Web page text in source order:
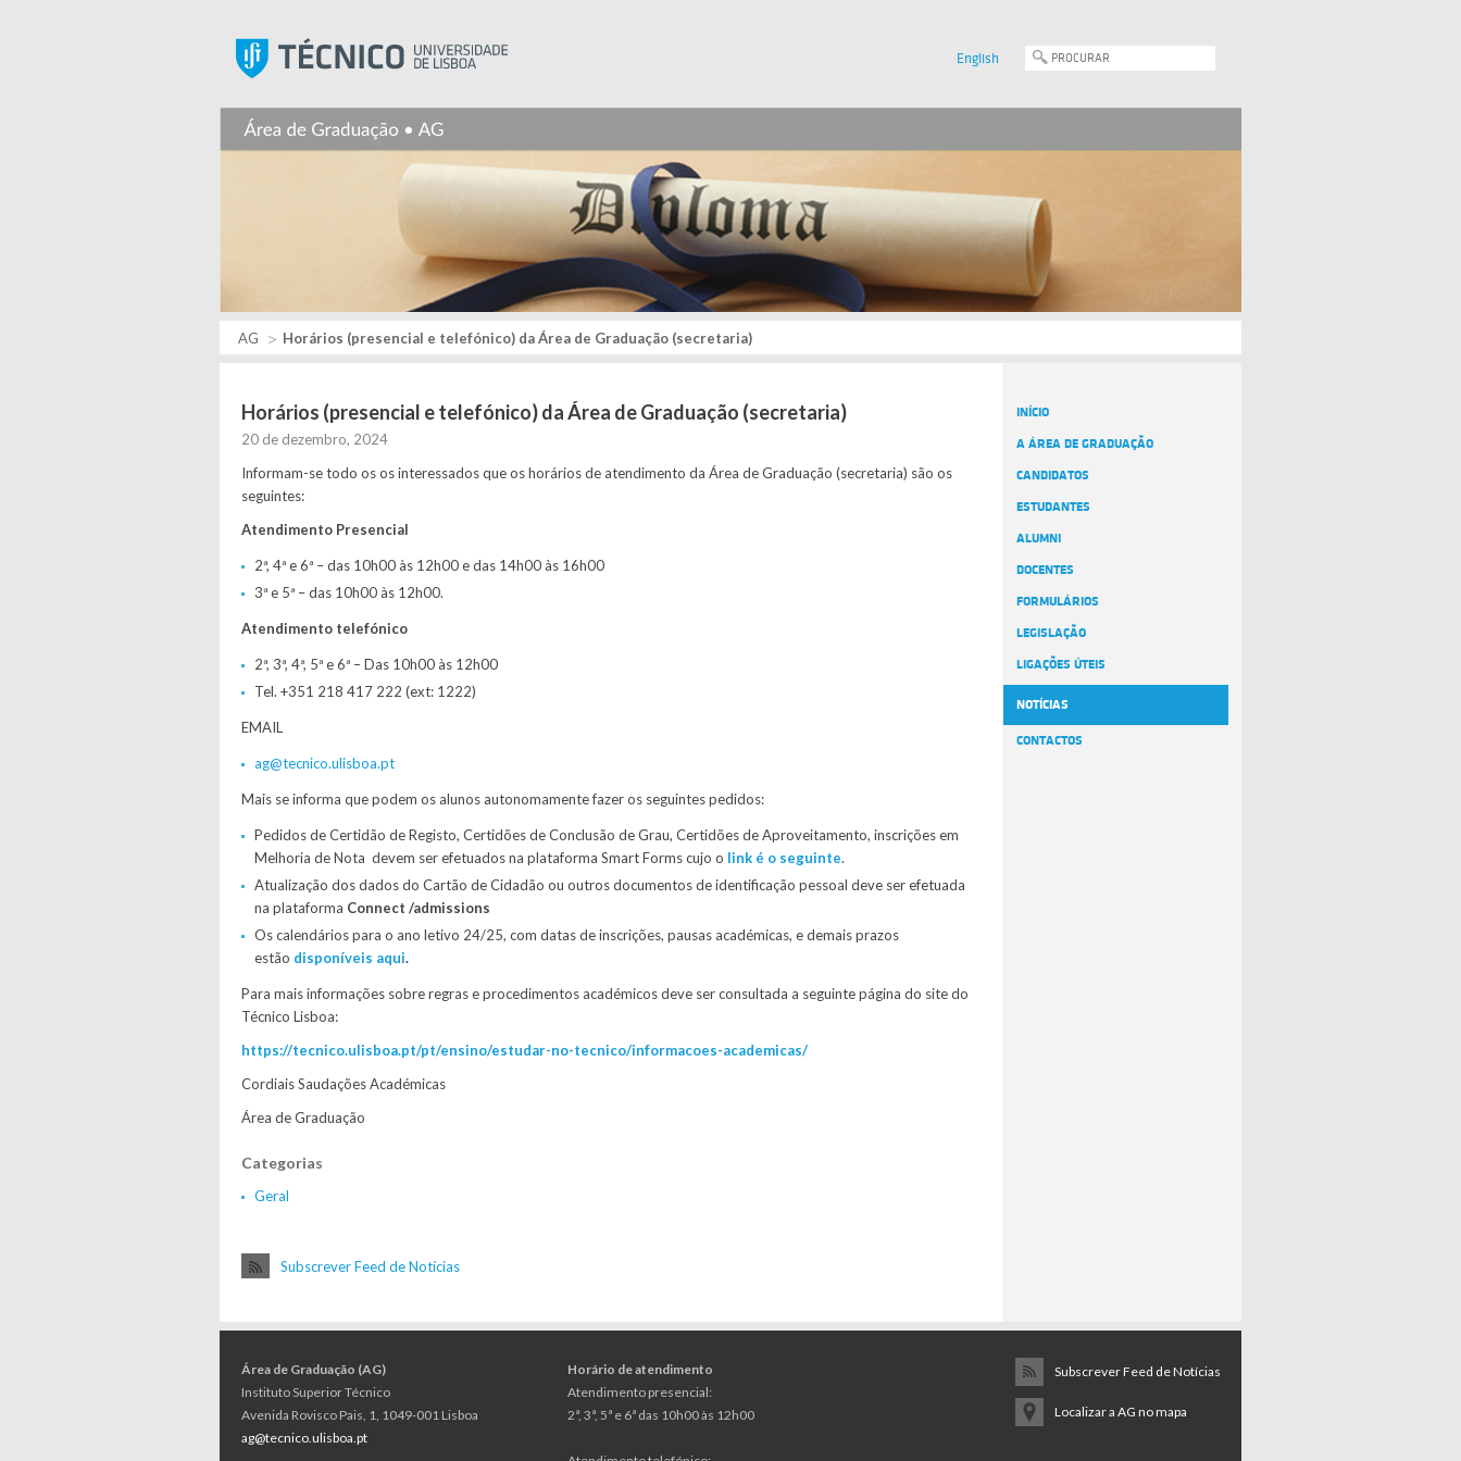
English
AG Horários (presencial e telefónico) da Área de Graduação (secretaria)
Horários (presencial e telefónico) da Área de Graduação (secretaria)
20 de dezembro, 2024
Informam-se todo os os interessados que os horários de atendimento da Área de Graduação (secretaria) são os
seguintes:
Atendimento Presencial
2ª, 4ª e 6ª – das 10h00 às 12h00 e das 14h00 às 16h00
3ª e 5ª – das 10h00 às 12h00.
Atendimento telefónico
2ª, 3ª, 4ª, 5ª e 6ª – Das 10h00 às 12h00
Tel. +351 218 417 222 (ext: 1222)
EMAIL
ag@tecnico.ulisboa.pt
Mais se informa que podem os alunos autonomamente fazer os seguintes pedidos:
Pedidos de Certidão de Registo, Certidões de Conclusão de Grau, Certidões de Aproveitamento, inscrições em
Melhoria de Nota devem ser efetuados na plataforma Smart Forms cujo o link é o seguinte.
Atualização dos dados do Cartão de Cidadão ou outros documentos de identificação pessoal deve ser efetuada
na plataforma Connect /admissions
Os calendários para o ano letivo 24/25, com datas de inscrições, pausas académicas, e demais prazos
estão disponíveis aqui.
Para mais informações sobre regras e procedimentos académicos deve ser consultada a seguinte página do site do
Técnico Lisboa:
https://tecnico.ulisboa.pt/pt/ensino/estudar-no-tecnico/informacoes-academicas/
Cordiais Saudações Académicas
Área de Graduação
Categorias
Geral
Subscrever Feed de Notícias
INÍCIO
A ÁREA DE GRADUAÇÃO
CANDIDATOS
ESTUDANTES
ALUMNI
DOCENTES
FORMULÁRIOS
LEGISLAÇÃO
LIGAÇÕES ÚTEIS
NOTÍCIAS
CONTACTOS
Área de Graduação (AG)
Instituto Superior Técnico
Avenida Rovisco Pais, 1, 1049-001 Lisboa
ag@tecnico.ulisboa.pt
Horário de atendimento
Atendimento presencial:
2ª, 3ª, 5ª e 6ª das 10h00 às 12h00
Subscrever Feed de Notícias
Localizar a AG no mapa